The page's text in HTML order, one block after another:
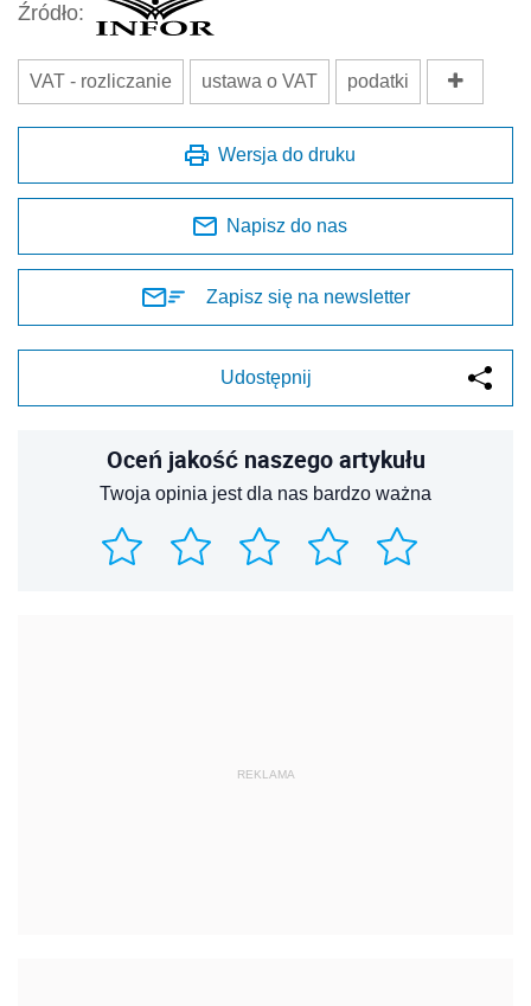
Źródło:
VAT - rozliczanie ustawa o VAT podatki
Wersja do druku
Napisz do nas
Zapisz się na newsletter
Udostępnij
Oceń jakość naszego artykułu
Twoja opinia jest dla nas bardzo ważna
REKLAMA